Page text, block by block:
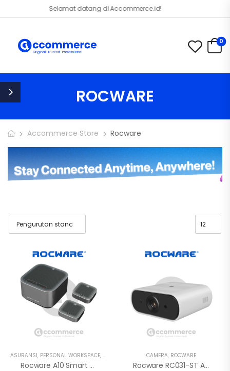
Selamat datang di Accommerce.id!
0
ROCWARE
Accommerce Store Rocware
ASURANSI, PERSONAL WORKSPACE, ROCWARE SPEAKER
Rocware A10 Smart Conference Speakerphone USB & Bluetooth AI Noise Cancellation
CAMERA, ROCWARE
Rocware RC031-ST AI Tracking Camera 4K